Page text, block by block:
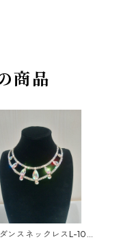
商品
ンスネックレスL-10